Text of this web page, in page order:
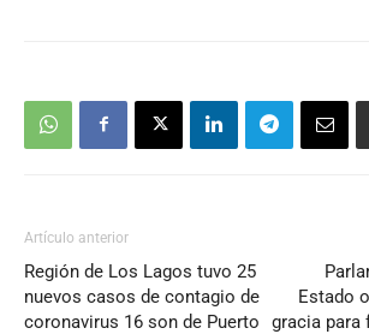
Artículo anterior
Región de Los Lagos tuvo 25
nuevos casos de contagio de
coronavirus 16 son de Puerto
Estado
gracia para